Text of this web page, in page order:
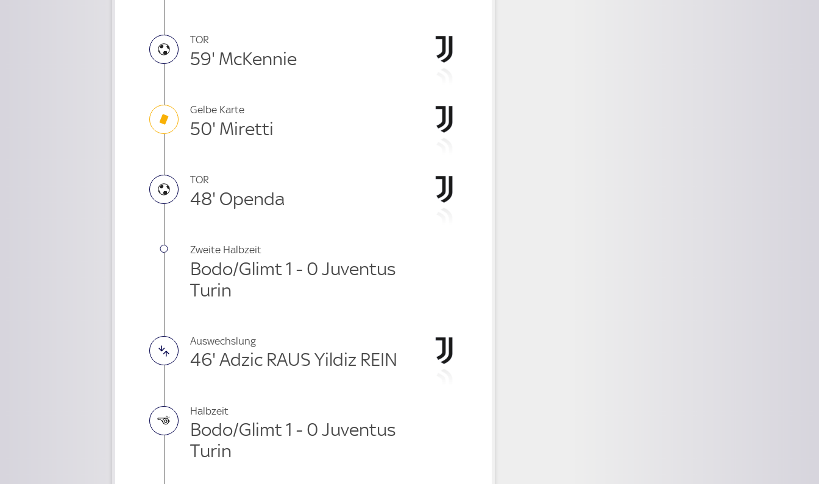
TOR
59' McKennie
Gelbe Karte
50' Miretti
TOR
48' Openda
Zweite Halbzeit
Bodo/Glimt 1 - 0 Juventus
Turin
Auswechslung
46' Adzic RAUS Yildiz REIN
Halbzeit
Bodo/Glimt 1 - 0 Juventus
Turin